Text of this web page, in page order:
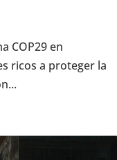
COP29 en
ricos a proteger la